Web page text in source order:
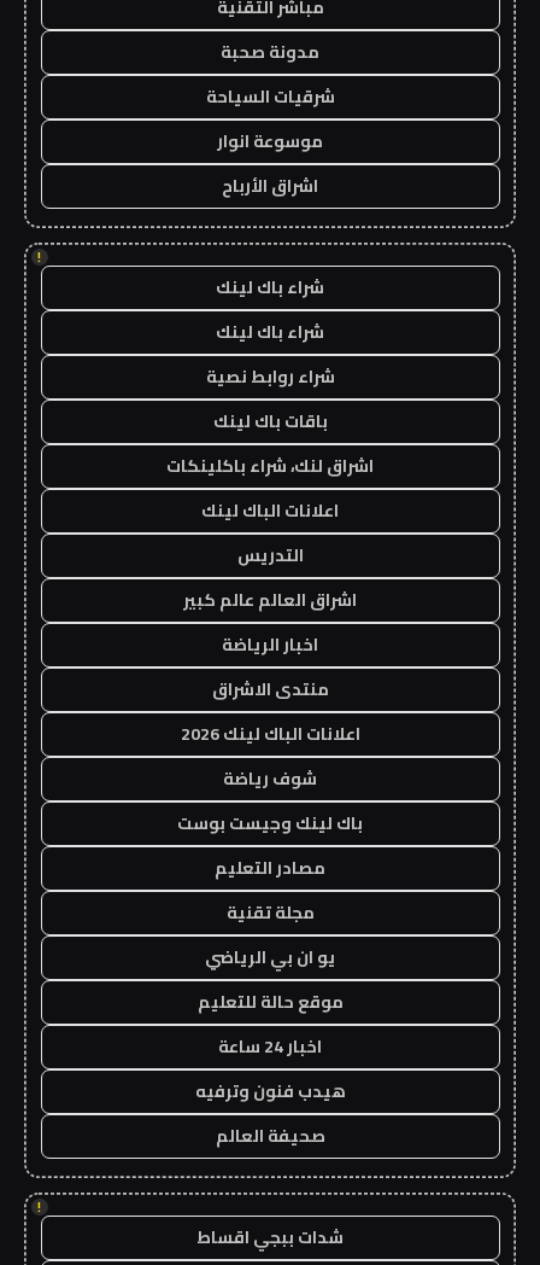
مباشر التقنية
مدونة صحبة
شرقيات السياحة
موسوعة انوار
اشراق الأرباح
!
شراء باك لينك
شراء باك لينك
شراء روابط نصية
باقات باك لينك
اشراق لنك، شراء باكلينكات
اعلانات الباك لينك
التدريس
اشراق العالم عالم كبير
اخبار الرياضة
منتدى الاشراق
اعلانات الباك لينك 2026
شوف رياضة
باك لينك وجيست بوست
مصادر التعليم
مجلة تقنية
يو ان بي الرياضي
موقع حالة للتعليم
اخبار 24 ساعة
هيدب فنون وترفيه
صحيفة العالم
!
شدات ببجي اقساط